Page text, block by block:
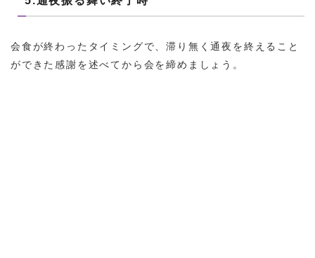
会食が終わったタイミングで、滞り無く通夜を終えること
ができた感謝を述べてから会を締めましょう。